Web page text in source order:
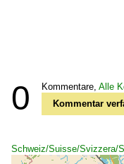
0 Kommentare, Alle
Kommentar
Schweiz/Suisse/Svizzera/